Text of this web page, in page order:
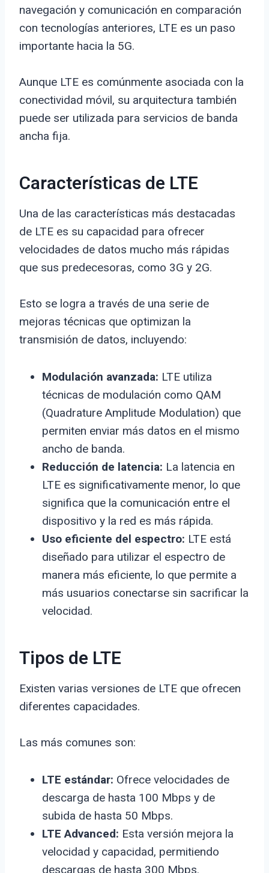
navegación y comunicación en comparación
con tecnologías anteriores, LTE es un paso
importante hacia la 5G.
Aunque LTE es comúnmente asociada con la
conectividad móvil, su arquitectura también
puede ser utilizada para servicios de banda
ancha fija.
Características de LTE
Una de las características más destacadas
de LTE es su capacidad para ofrecer
velocidades de datos mucho más rápidas
que sus predecesoras, como 3G y 2G.
Esto se logra a través de una serie de
mejoras técnicas que optimizan la
transmisión de datos, incluyendo:
Modulación avanzada: LTE utiliza
técnicas de modulación como QAM
(Quadrature Amplitude Modulation) que
permiten enviar más datos en el mismo
ancho de banda.
Reducción de latencia: La latencia en
LTE es significativamente menor, lo que
significa que la comunicación entre el
dispositivo y la red es más rápida.
Uso eficiente del espectro: LTE está
diseñado para utilizar el espectro de
manera más eficiente, lo que permite a
más usuarios conectarse sin sacrificar la
velocidad.
Tipos de LTE
Existen varias versiones de LTE que ofrecen
diferentes capacidades.
Las más comunes son:
LTE estándar: Ofrece velocidades de
descarga de hasta 100 Mbps y de
subida de hasta 50 Mbps.
LTE Advanced: Esta versión mejora la
velocidad y capacidad, permitiendo
descargas de hasta 300 Mbps.